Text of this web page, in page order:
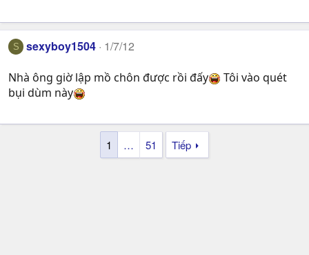
S sexyboy1504 1/7/12
Nhà ông giờ lập mồ chôn được rồi đấy
Tôi vào quét
bụi dùm này
1 … 51 Tiếp